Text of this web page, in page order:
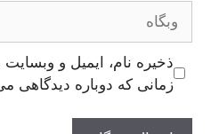
وبگاه
ذخیره نام، ایمیل و
زمانی که دوباره دیدگاهی